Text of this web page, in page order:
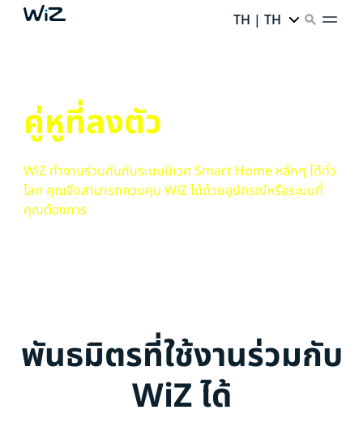
TH | TH
คู่หูที่ลงตัว
WiZ ทำงานร่วมกันกับระบบนิเวศ Smart Home หลักๆ ได้ทั่ว
โลก คุณจึงสามารถควบคุม WiZ ได้ด้วยอุปกรณ์หรือระบบที่
คุณต้องการ
พันธมิตรที่ใช้งานร่วมกับ
WiZ ได้